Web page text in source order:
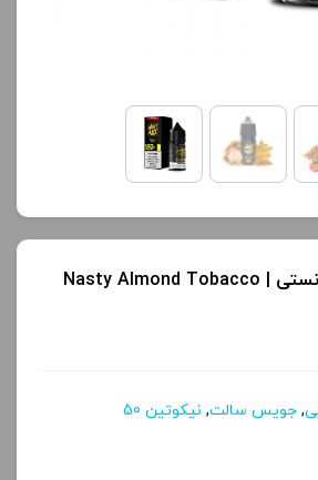
پ
+
افزودن به سبد خرید
سالت تنباکو بادام نستی | Nasty Almond Tobacco
, جویس سالت, نیکوتین 50